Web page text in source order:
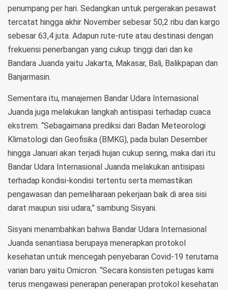
penumpang per hari. Sedangkan untuk pergerakan pesawat
tercatat hingga akhir November sebesar 50,2 ribu dan kargo
sebesar 63,4 juta. Adapun rute-rute atau destinasi dengan
frekuensi penerbangan yang cukup tinggi dari dan ke
Bandara Juanda yaitu Jakarta, Makasar, Bali, Balikpapan dan
Banjarmasin.
Sementara itu, manajemen Bandar Udara Internasional
Juanda juga melakukan langkah antisipasi terhadap cuaca
ekstrem. “Sebagaimana prediksi dari Badan Meteorologi
Klimatologi dan Geofisika (BMKG), pada bulan Desember
hingga Januari akan terjadi hujan cukup sering, maka dari itu
Bandar Udara Internasional Juanda melakukan antisipasi
terhadap kondisi-kondisi tertentu serta memastikan
pengawasan dan pemeliharaan pekerjaan baik di area sisi
darat maupun sisi udara,” sambung Sisyani.
Sisyani menambahkan bahwa Bandar Udara Internasional
Juanda senantiasa berupaya menerapkan protokol
kesehatan untuk mencegah penyebaran Covid-19 terutama
varian baru yaitu Omicron. “Secara konsisten petugas kami
terus mengawasi penerapan penerapan protokol kesehatan